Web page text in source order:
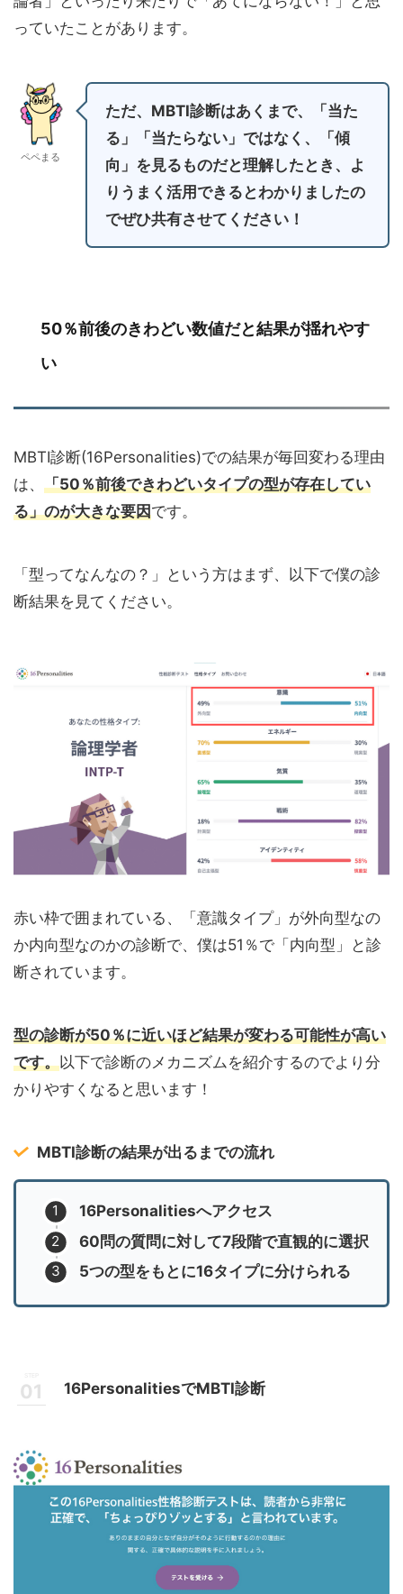
っていたことがあります。
ペペまる
ただ、MBTI診断はあくまで、「当た
る」「当たらない」ではなく、「傾
向」を見るものだと理解したとき、よ
りうまく活用できるとわかりましたの
でぜひ共有させてください！
50％前後のきわどい数値だと結果が揺れやす
い
MBTI診断(16Personalities)での結果が毎回変わる理由
は、 「50％前後できわどいタイプの型が存在してい
る」のが大きな要因です。
「型ってなんなの？」という方はまず、以下で僕の診
断結果を見てください。
赤い枠で囲まれている、「意識タイプ」が外向型なの
か内向型なのかの診断で、僕は51％で「内向型」と診
断されています。
型の診断が50％に近いほど結果が変わる可能性が高い
です。以下で診断のメカニズムを紹介するのでより分
かりやすくなると思います！
MBTI診断の結果が出るまでの流れ
16Personalitiesへアクセス
60問の質問に対して7段階で直観的に選択
5つの型をもとに16タイプに分けられる
16PersonalitiesでMBTI診断